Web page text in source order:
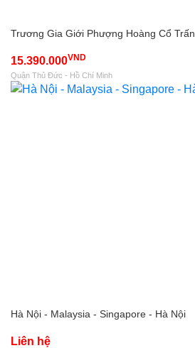
Trương Gia Giới Phượng Hoàng Cổ Trấn
15.390.000VND
Quận Thủ Đức - Hồ Chí Minh
Hà Nội - Malaysia - Singapore - Hà Nội
Liên hệ